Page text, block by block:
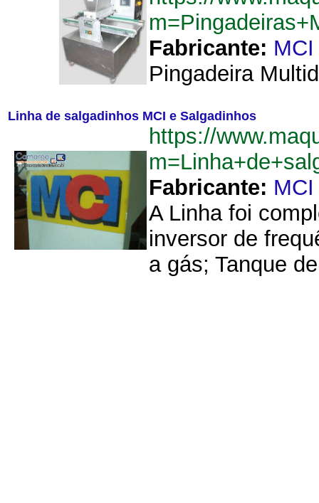
Fabricante: MCI
Pingadeira
Linha de salgadinhos MCI e Salgadinhos
https://
Fabricante: MCI
A Linha foi
inversor de
a gás; Tanque